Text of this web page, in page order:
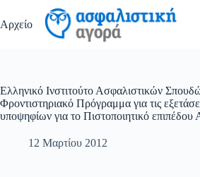
στο
περιεχόμενο
Αρχείο
Ελληνικό Ινστιτούτο Ασφαλιστικών
Φροντιστηριακό Πρόγραμμα για τις
υποψηφίων για το Πιστοποιητικό επιπέδου
12 Μαρτίου 2012